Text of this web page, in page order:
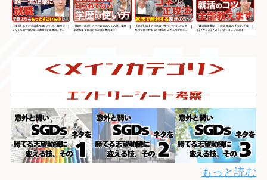
もっと読む